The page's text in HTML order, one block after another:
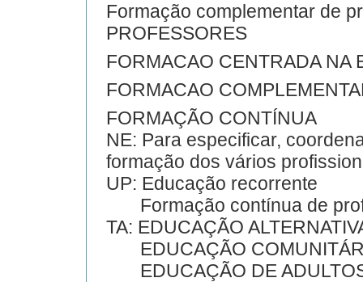
Formação complementar de
PROFESSORES
FORMACAO CENTRADA NA
FORMACAO
FORMAÇÃO CONTÍNUA
NE: Para especificar,
formação dos vários
UP: Educação recorrente
Formação contínua de
TA: EDUCAÇÃO
EDUCAÇÃO
EDUCAÇÃO DE